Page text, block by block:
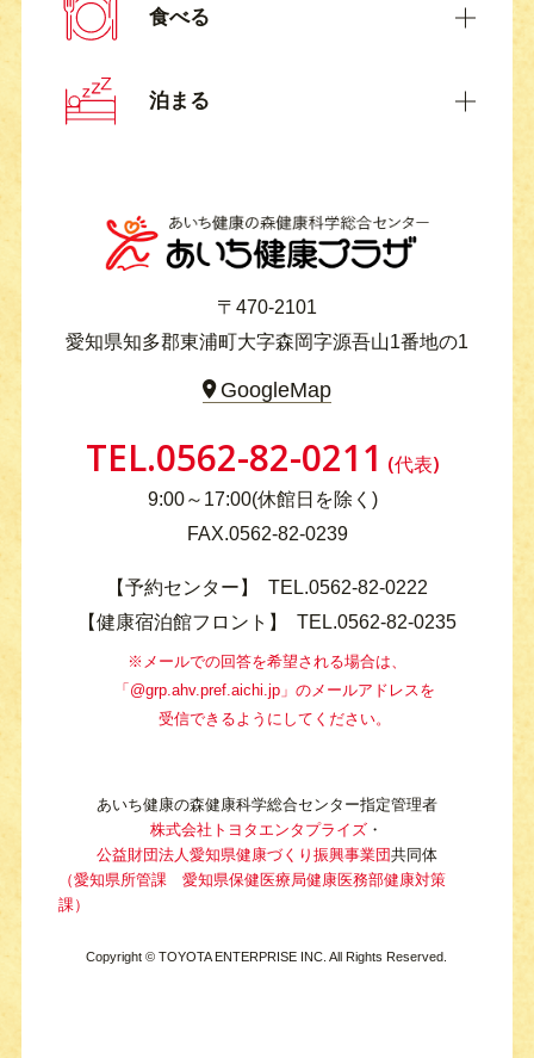
食べる
泊まる
〒470-2101
愛知県知多郡東浦町大字森岡字源吾山1番地の1
GoogleMap
TEL.0562-82-0211 (代表)
9:00～17:00(休館日を除く)
FAX.0562-82-0239
【予約センター】 TEL.0562-82-0222
【健康宿泊館フロント】
TEL.0562-82-0235
※メールでの回答を希望される場合は、
「@grp.ahv.pref.aichi.jp」のメールアドレスを
受信できるようにしてください。
あいち健康の森健康科学総合センター指定管理者
株式会社トヨタエンタプライズ ・
公益財団法人愛知県健康づくり振興事業団共同体
（愛知県所管課 愛知県保健医療局健康医務部健康対策
課）
Copyright © TOYOTA ENTERPRISE INC. All Rights Reserved.